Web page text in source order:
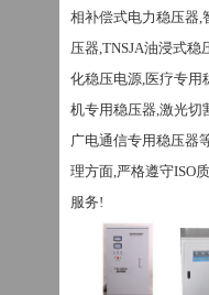
相补偿式电力稳压器,
压器,TNSJA油浸式
化稳压电源,医疗专用
机专用稳压器,激光切
广电通信专用稳压器
理方面,严格遵守ISO
服务!